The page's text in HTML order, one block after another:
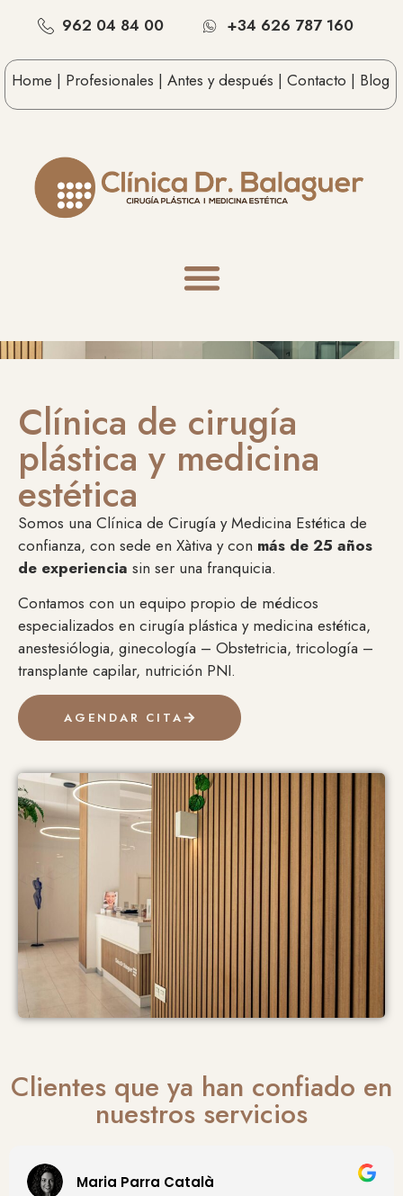
962 04 84 00 +34 626 787 160
Home | Profesionales | Antes y después | Contacto | Blog
Clínica de cirugía
plástica y medicina
estética
Somos una Clínica de Cirugía y Medicina Estética de
confianza, con sede en Xàtiva y con más de 25 años
de experiencia sin ser una franquicia.
Contamos con un equipo propio de médicos
especializados en cirugía plástica y medicina estética,
anestesiólogia, ginecología – Obstetricia, tricología –
transplante capilar, nutrición PNI.
AGENDAR CITA
Clientes que ya han confiado en
nuestros servicios
VIRGINIA Calabuig Garrido